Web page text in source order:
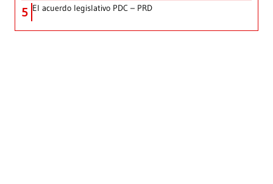
5 El acuerdo legislativo PDC – PRD